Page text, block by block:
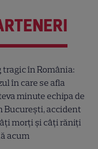
tragic în România:
în care se afla
minute echipa de
București, accident
morți și câți răniți
acum